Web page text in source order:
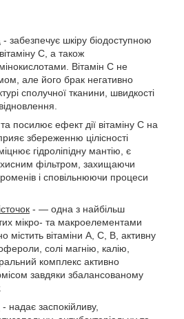
- забезпечує шкіру біодоступною
С, а також
Вітамін C не
але його брак негативно
сполучної тканини, швидкості
посилює ефект дії вітаміну C на
збереженню цілісності
гідроліпідну мантію, є
фільтром, захищаючи
і сповільнюючи процеси
- — одна з найбільш
мікро- та макроелементами
містить вітаміни А, С, В, активну
солі магнію, калію,
комплекс активно
завдяки збалансованому
- надає заспокійливу,